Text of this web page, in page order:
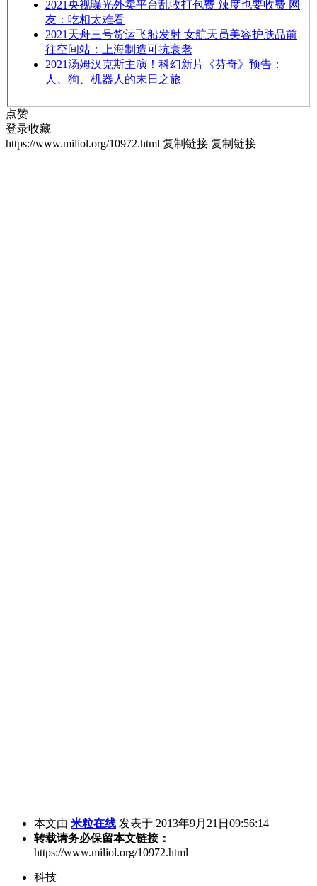
2021央视曝光外卖平台乱收打包费 辣度也要收费 网
友：吃相太难看
2021 天舟三号货运飞船发射 女航天员美容护肤品前
往空间站：上海制造可抗衰老
2021汤姆汉克斯主演！科幻新片《芬奇》预告：
人、狗、机器人的末日之旅
点赞
登录收藏
https://www.miliol.org/10972.html 复制链接 复制链接
本文由 米粒在线 发表于 2013年9月21日09:56:14
转载请务必保留本文链接：
https://www.miliol.org/10972.html
科技